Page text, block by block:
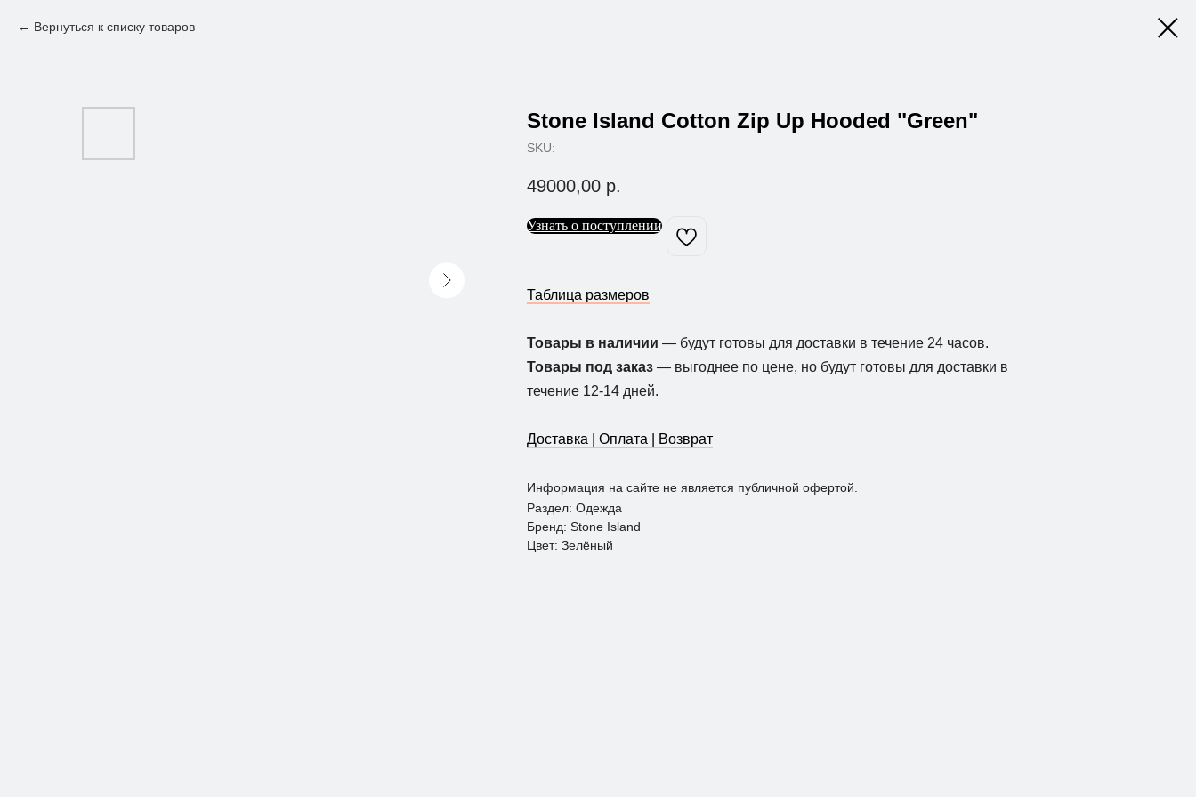
Вернуться к списку товаров
Stone Island Cotton Zip Up Hooded "Green"
SKU:
49000,00 р.
Узнать о поступлении
Таблица размеров
Товары в наличии — будут готовы для доставки в течение 24 часов.
Товары под заказ — выгоднее по цене, но будут готовы для доставки в
течение 12-14 дней.
Доставка | Оплата | Возврат
Информация на сайте не является публичной офертой.
Раздел: Одежда
Бренд: Stone Island
Цвет: Зелёный